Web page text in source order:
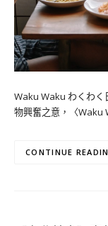
Waku Waku わくわく
物興奮之意，〈Waku
CONTINUE